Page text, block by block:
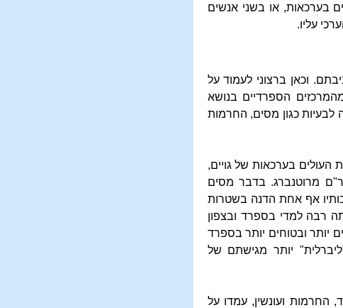
בערכאות, או בשני אנשים
עליו.
וכאן ברצוני לעמוד על
הספרדיים בנושא
לבעיות כגון מסים, החרמות
בערכאות של גויים,
מרוטנברג. בדבר מסים
אף אחת הדנה בשטרות
רבה למדי בספרד ובצפון
יותר ובטוחים יותר בספרד
יותר מגישתם של
החרמות ועונשין, עמדו על